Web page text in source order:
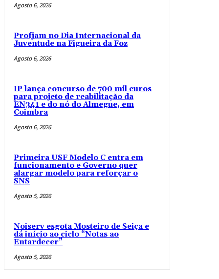
Agosto 6, 2026
Profjam no Dia Internacional da
Juventude na Figueira da Foz
Agosto 6, 2026
IP lança concurso de 700 mil euros
para projeto de reabilitação da
EN341 e do nó do Almegue, em
Coimbra
Agosto 6, 2026
Primeira USF Modelo C entra em
funcionamento e Governo quer
alargar modelo para reforçar o
SNS
Agosto 5, 2026
Noiserv esgota Mosteiro de Seiça e
dá início ao ciclo “Notas ao
Entardecer”
Agosto 5, 2026